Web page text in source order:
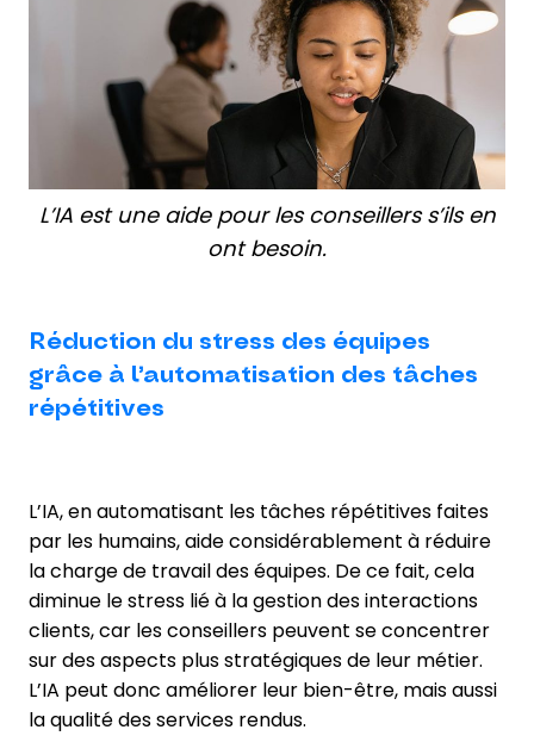
L’IA est une aide pour les conseillers s’ils en
ont besoin.
Réduction du stress des équipes
grâce à l’automatisation des tâches
répétitives
L’IA, en automatisant les tâches répétitives faites
par les humains, aide considérablement à réduire
la charge de travail des équipes. De ce fait, cela
diminue le stress lié à la gestion des interactions
clients, car les conseillers peuvent se concentrer
sur des aspects plus stratégiques de leur métier.
L’IA peut donc améliorer leur bien-être, mais aussi
la qualité des services rendus.